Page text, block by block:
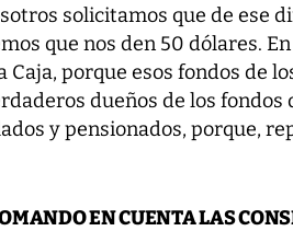
solicitamos que de ese
que nos den 50 dólares.
Caja, porque esos fondos de
dueños de los fondos
y pensionados, porque,
EN CUENTA LAS